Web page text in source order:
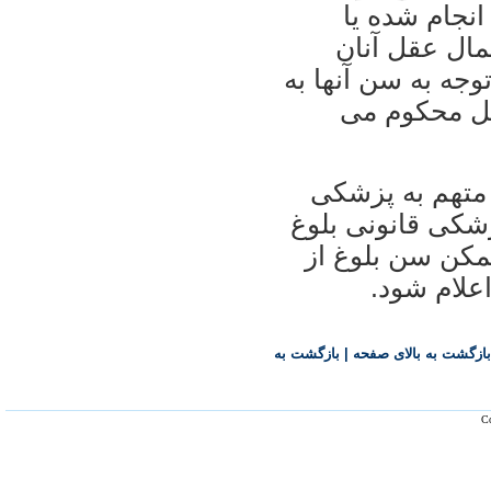
جرم انجام شده یا
عقل آنان
به سن آنها به
محکوم می
متهم به پزشکی
قانونی بلوغ
سن بلوغ از
بازگشت به بالای صفحه بازگشت به